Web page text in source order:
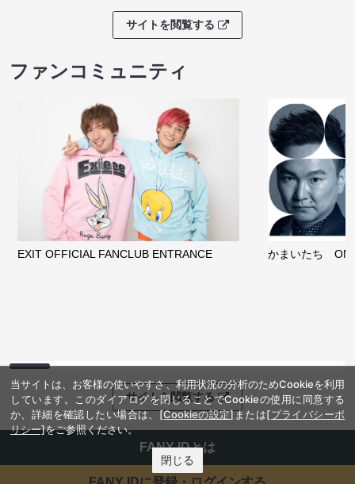
サイトを閲覧する
クラウドファンディング
サイトを閲覧する
ファンコミュニティ
EXIT OFFICIAL FANCLUB ENTRANCE かまいたち
当サイトは、お客様の使いやすさ、利用状況の分析のためCookieを利用
しています。このダイアログを閉じることでCookieの使用に同意する
か、詳細を確認したい場合は、[Cookieの設定]または[プライバシーポ
リシー]をご参照ください。
閉じる